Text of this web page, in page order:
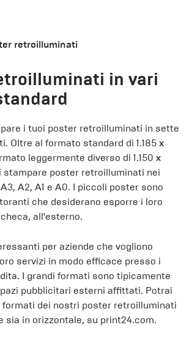
retroilluminati
in vari
i tuoi poster retroilluminati in sette
Oltre al formato standard di 1.185 x
leggermente diverso di 1.150 x
stampare poster retroilluminati nei
A2, A1 e A0. I piccoli poster sono
che desiderano esporre i loro
all'esterno.
per aziende che vogliono
servizi in modo efficace presso i
I grandi formati sono tipicamente
pubblicitari esterni affittati. Potrai
dei nostri poster retroilluminati
sia in orizzontale, su print24.com.